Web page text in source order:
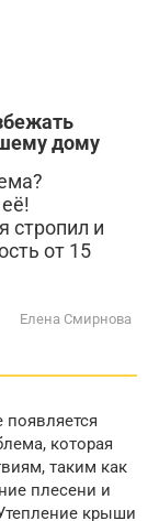
дому
стропил и
от 15
Елена Смирнова
которая
таким как
плесени и
крыши